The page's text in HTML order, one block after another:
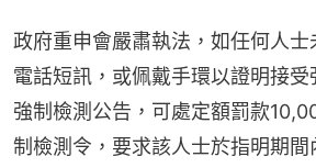
政府重申會嚴肅執法，如任何人
電話短訊，或佩戴手環以證明接受
強制檢測公告，可處定額罰款
制檢測令，要求該人士於指明期